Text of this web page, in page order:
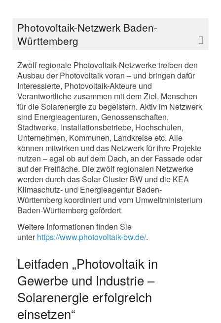
Photovoltaik-Netzwerk Baden-
Württemberg
Zwölf regionale Photovoltaik-Netzwerke treiben den
Ausbau der Photovoltaik voran – und bringen dafür
Interessierte, Photovoltaik-Akteure und
Verantwortliche zusammen mit dem Ziel, Menschen
für die Solarenergie zu begeistern. Aktiv im Netzwerk
sind Energieagenturen, Genossenschaften,
Stadtwerke, Installationsbetriebe, Hochschulen,
Unternehmen, Kommunen, Landkreise etc. Alle
können mitwirken und das Netzwerk für ihre Projekte
nutzen – egal ob auf dem Dach, an der Fassade oder
auf der Freifläche. Die zwölf regionalen Netzwerke
werden durch das Solar Cluster BW und die KEA
Klimaschutz- und Energieagentur Baden-
Württemberg koordiniert und vom Umweltministerium
Baden-Württemberg gefördert.
Weitere Informationen finden Sie
unter https://www.photovoltaik-bw.de/.
Leitfaden „Photovoltaik in
Gewerbe und Industrie –
Solarenergie erfolgreich
einsetzen“